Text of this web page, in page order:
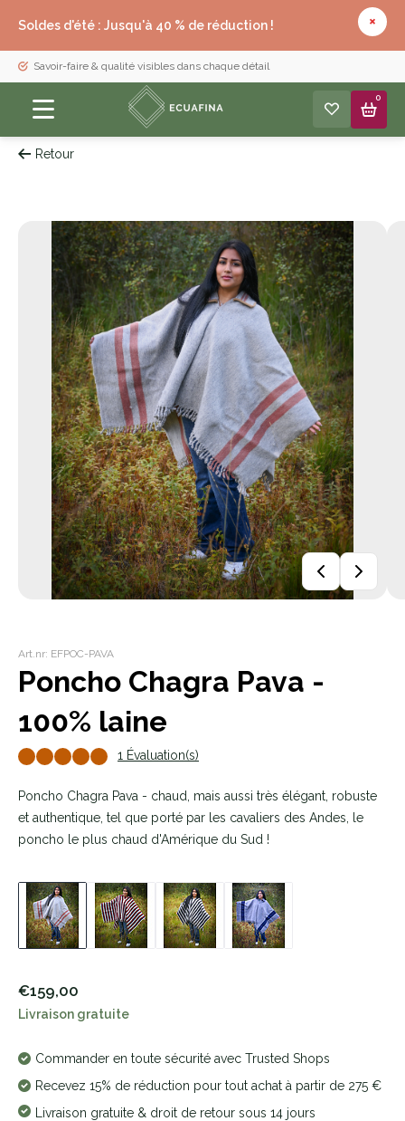
Soldes d'été : Jusqu'à 40 % de réduction !
Savoir-faire & qualité visibles dans chaque détail
0
Retour
Art.nr: EFPOC-PAVA
Poncho Chagra Pava -
100% laine
1 Évaluation(s)
Poncho Chagra Pava - chaud, mais aussi très élégant, robuste
et authentique, tel que porté par les cavaliers des Andes, le
poncho le plus chaud d'Amérique du Sud !
€159,00
Livraison gratuite
Commander en toute sécurité avec Trusted Shops
Recevez 15% de réduction pour tout achat à partir de 275 €
Livraison gratuite & droit de retour sous 14 jours